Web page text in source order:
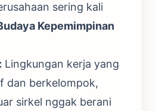
sering kali
Kepemimpinan
Lingkungan kerja yang
dan berkelompok,
sirkel nggak berani